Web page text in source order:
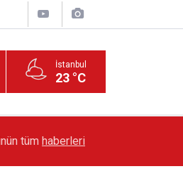
İstanbul
23 °C
İstanbul'a örnek proje
tüm haberleri